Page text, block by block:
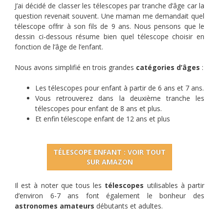
J’ai décidé de classer les télescopes par tranche d’âge car la
question revenait souvent. Une maman me demandait quel
télescope offrir à son fils de 9 ans. Nous pensons que le
dessin ci-dessous résume bien quel télescope choisir en
fonction de l’âge de l’enfant.
Nous avons simplifié en trois grandes catégories d’âges :
Les télescopes pour enfant à partir de 6 ans et 7 ans.
Vous retrouverez dans la deuxième tranche les
télescopes pour enfant de 8 ans et plus.
Et enfin télescope enfant de 12 ans et plus
TÉLESCOPE ENFANT : VOIR TOUT
SUR AMAZON
Il est à noter que tous les télescopes utilisables à partir
d’environ 6-7 ans font également le bonheur des
astronomes amateurs débutants et adultes.